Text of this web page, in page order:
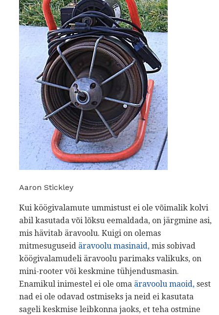
Aaron Stickley
Kui köögivalamute ummistust ei ole võimalik kolvi
abil kasutada või lõksu eemaldada, on järgmine asi,
mis hävitab äravoolu. Kuigi on olemas
mitmesuguseid äravoolu masinaid, mis sobivad
köögivalamudeli äravoolu parimaks valikuks, on
mini-rooter või keskmine tühjendusmasin.
Enamikul inimestel ei ole oma äravoolu maoid, sest
nad ei ole odavad ostmiseks ja neid ei kasutata
sageli keskmise leibkonna jaoks, et teha ostmine